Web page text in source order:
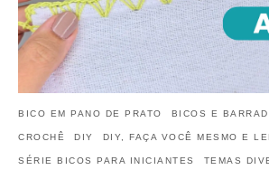
BICO EM PANO DE PRATO BICOS E
CROCHÊ DIY DIY, FAÇA VOCÊ MESMO E
SÉRIE BICOS PARA INICIANTES TEMAS